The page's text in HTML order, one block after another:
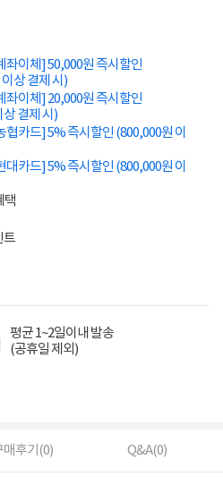
좌이체] 50,000원 즉시할인
상 결제 시)
좌이체] 20,000원 즉시할인
결제 시)
협카드] 5% 즉시할인 (800,000원 이
대카드] 5% 즉시할인 (800,000원 이
택
트
평균 1~2일이내 발송
(공휴일 제외)
매후기(0) Q&A(0)